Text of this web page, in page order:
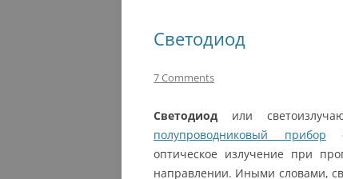
Светодиод
7 Comments
Светодиод или
полупроводниковый прибор
оптическое излучение при
направлении. Иными словами,